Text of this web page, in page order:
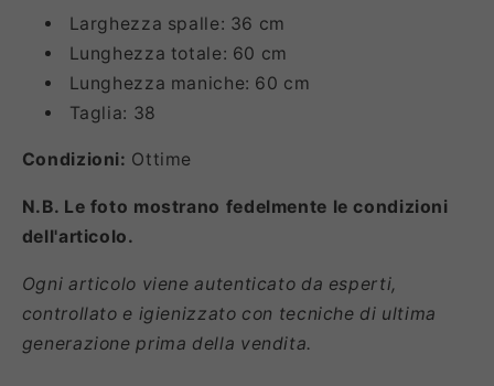
Larghezza spalle: 36 cm
Lunghezza totale: 60 cm
Lunghezza maniche: 60 cm
Taglia: 38
Condizioni: Ottime
N.B. Le foto mostrano fedelmente le condizioni
dell'articolo.
Ogni articolo viene autenticato da esperti,
controllato e igienizzato con tecniche di ultima
generazione prima della vendita.